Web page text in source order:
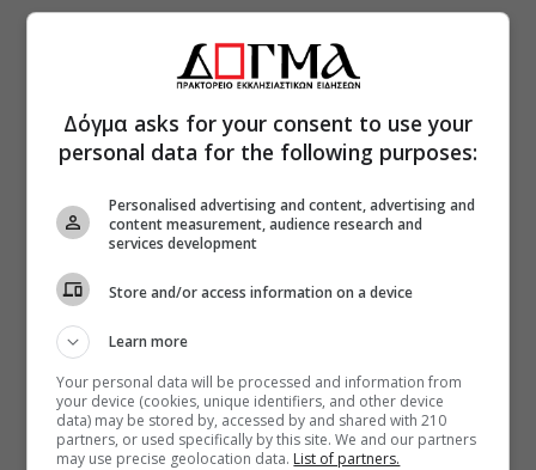
Δόγμα asks for your consent to use your
personal data for the following purposes:
Personalised advertising and content, advertising and
content measurement, audience research and
services development
Store and/or access information on a device
Learn more
Your personal data will be processed and information from
your device (cookies, unique identifiers, and other device
data) may be stored by, accessed by and shared with 210
partners, or used specifically by this site. We and our partners
may use precise geolocation data. List of partners.